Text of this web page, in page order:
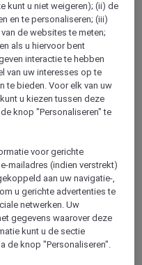
kunt u niet weigeren); (ii) de
en te personaliseren; (iii)
de websites te meten;
als u hiervoor bent
interactie te hebben
van uw interesses op te
te bieden. Voor elk van uw
u kiezen tussen deze
knop "Personaliseren" te
voor gerichte
mailadres (indien verstrekt)
aan uw navigatie-,
u gerichte advertenties te
netwerken. Uw
gegevens waarover deze
kunt u de sectie
de knop "Personaliseren".